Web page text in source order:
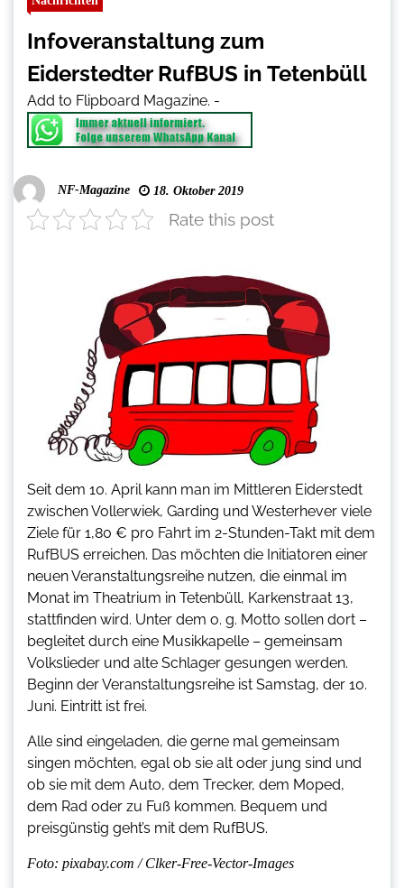
Infoveranstaltung zum
Eiderstedter RufBUS in Tetenbüll
Add to Flipboard Magazine. -
NF-Magazine 18. Oktober 2019
Rate this post
Seit dem 10. April kann man im Mittleren Eiderstedt
zwischen Vollerwiek, Garding und Westerhever viele
Ziele für 1,80 € pro Fahrt im 2-Stunden-Takt mit dem
RufBUS erreichen. Das möchten die Initiatoren einer
neuen Veranstaltungsreihe nutzen, die einmal im
Monat im Theatrium in Tetenbüll, Karkenstraat 13,
stattfinden wird. Unter dem o. g. Motto sollen dort –
begleitet durch eine Musikkapelle – gemeinsam
Volkslieder und alte Schlager gesungen werden.
Beginn der Veranstaltungsreihe ist Samstag, der 10.
Juni. Eintritt ist frei.
Alle sind eingeladen, die gerne mal gemeinsam
singen möchten, egal ob sie alt oder jung sind und
ob sie mit dem Auto, dem Trecker, dem Moped,
dem Rad oder zu Fuß kommen. Bequem und
preisgünstig geht’s mit dem RufBUS.
Foto: pixabay.com / Clker-Free-Vector-Images